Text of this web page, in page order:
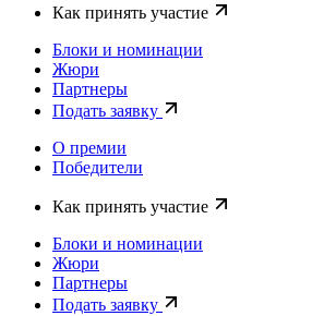
Как принять участие
Блоки и номинации
Жюри
Партнеры
Подать заявку
О премии
Победители
Как принять участие
Блоки и номинации
Жюри
Партнеры
Подать заявку